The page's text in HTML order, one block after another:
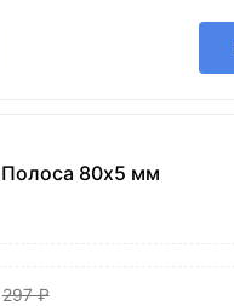
Полоса 80х5 мм
297 ₽